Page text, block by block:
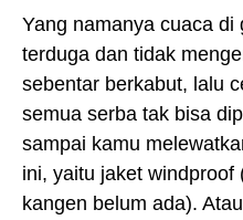
Yang namanya cuaca
terduga dan tidak
sebentar berkabut, lalu
semua serba tak bisa
sampai kamu
ini, yaitu jaket windproof
kangen belum ada).